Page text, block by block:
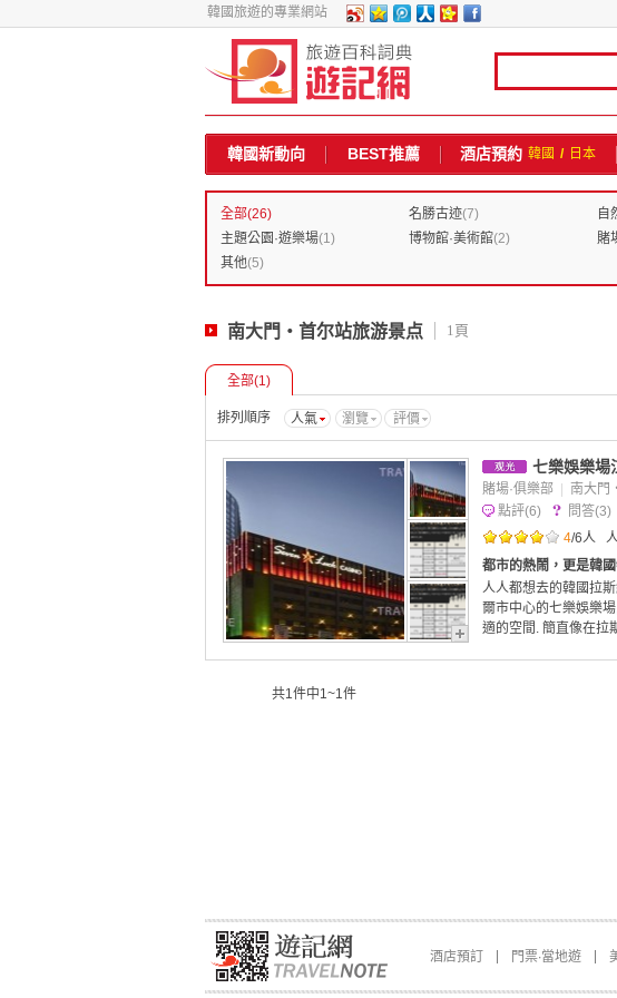
韓國旅遊的專業網站
韓國新動向 BEST推薦 酒店預約 韓國 / 日本
全部(26) 名勝古迹(7) 自
主題公園·遊樂場(1) 博物館·美術館(2) 賭
其他(5)
南大門・首尔站旅游景点 1頁
全部(1)
排列順序 人氣 瀏覽 評價
七樂娛樂場
賭場·俱樂部
南大門
點評(6) 問答(3)
4/6人
都市的熱鬧，更是韓國
人人都想去的韓國拉
爾市中心的七樂娛樂
適的空間. 簡直像在拉
共1件中1~1件
酒店預訂 門票∙當地遊